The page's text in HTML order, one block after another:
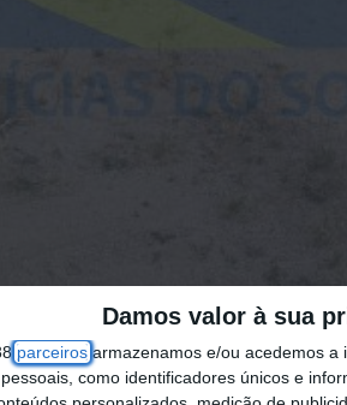
Damos valor à sua
parceirosarmazenamos e/ou acedemos a
como identificadores únicos e